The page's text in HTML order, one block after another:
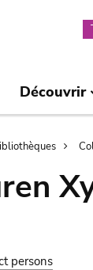
Découvrir
persons